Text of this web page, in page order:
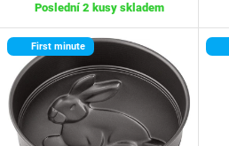
Poslední 2 kusy skladem
First minute